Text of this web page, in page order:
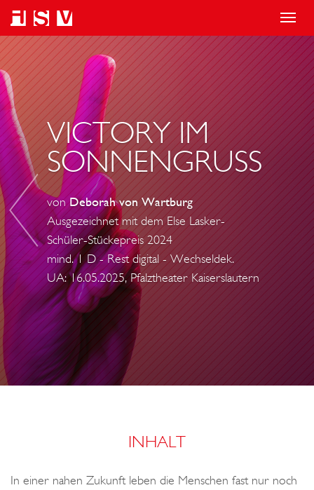
T
o
g
D
I
E
I
B
E
R
VICTORY IM
SONNENGRUSS
vonDeborah von Wartburg
Ausgezeichnet mit dem Else Lasker-
Schüler-Stückepreis 2024
mind. 1 D - Rest digital - Wechseldek.
UA: 16.05.2025, Pfalztheater Kaiserslautern
INHALT
In einer nahen Zukunft leben die Menschen fast nur noch